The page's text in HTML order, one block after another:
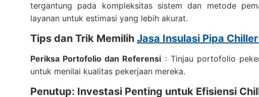
tergantung pada kompleksitas sistem dan metode
layanan untuk estimasi yang lebih akurat.
Tips dan Trik Memilih Jasa Insulasi Pipa
Periksa Portofolio dan Referensi : Tinjau portofolio
untuk menilai kualitas pekerjaan mereka.
Penutup: Investasi Penting untuk Efisiensi